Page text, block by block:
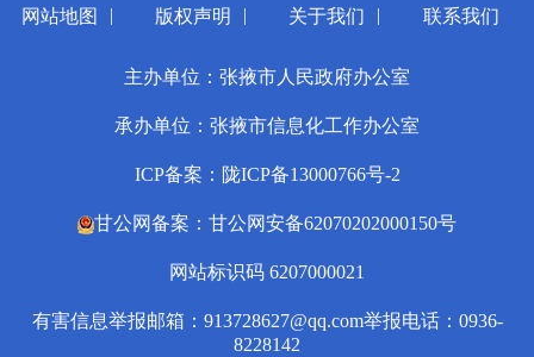
网站地图 | 版权声明 | 关于我们 | 联系我们
主办单位：张掖市人民政府办公室
承办单位：张掖市信息化工作办公室
ICP备案：陇ICP备13000766号-2
甘公网备案：甘公网安备62070202000150号
网站标识码 6207000021
有害信息举报邮箱：913728627@qq.com举报电话：0936-
8228142